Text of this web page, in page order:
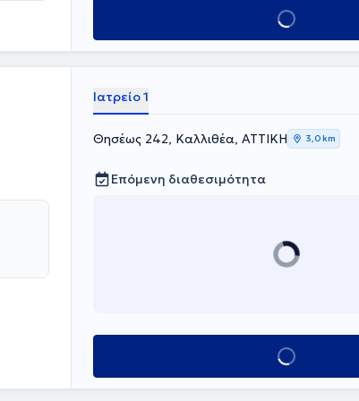
Κλείσε ραντεβού
Ιατρείο 1
Θησέως 242, Καλλιθέα, ΑΤΤΙΚΗ 3,0 km
Επόμενη διαθεσιμότητα
Κλείσε ραντεβού